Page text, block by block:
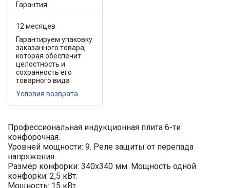
Гарантия
12 месяцев
Гарантируем упаковку
заказанного товара,
которая обеспечит
целостность и
сохранность его
товарного вида
Условия возврата
Профессиональная индукционная плита 6-ти
конфорочная.
Уровней мощности: 9. Реле защиты от перепада
напряжения.
Размер конфорки: 340х340 мм. Мощность одной
конфорки: 2,5 кВт.
Мощность: 15 кВт